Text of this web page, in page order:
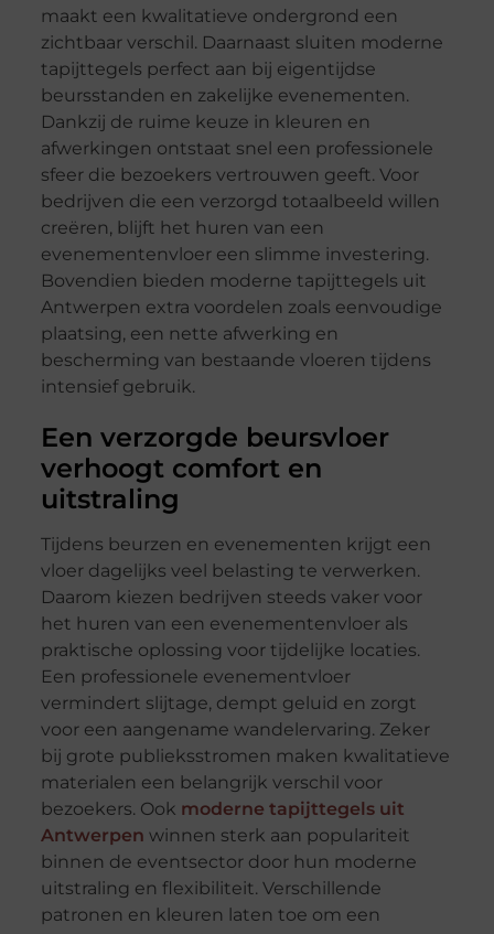
maakt een kwalitatieve ondergrond een
zichtbaar verschil. Daarnaast sluiten moderne
tapijttegels perfect aan bij eigentijdse
beursstanden en zakelijke evenementen.
Dankzij de ruime keuze in kleuren en
afwerkingen ontstaat snel een professionele
sfeer die bezoekers vertrouwen geeft. Voor
bedrijven die een verzorgd totaalbeeld willen
creëren, blijft het huren van een
evenementenvloer een slimme investering.
Bovendien bieden moderne tapijttegels uit
Antwerpen extra voordelen zoals eenvoudige
plaatsing, een nette afwerking en
bescherming van bestaande vloeren tijdens
intensief gebruik.
Een verzorgde beursvloer
verhoogt comfort en
uitstraling
Tijdens beurzen en evenementen krijgt een
vloer dagelijks veel belasting te verwerken.
Daarom kiezen bedrijven steeds vaker voor
het huren van een evenementenvloer als
praktische oplossing voor tijdelijke locaties.
Een professionele evenementvloer
vermindert slijtage, dempt geluid en zorgt
voor een aangename wandelervaring. Zeker
bij grote publieksstromen maken kwalitatieve
materialen een belangrijk verschil voor
bezoekers. Ook moderne tapijttegels uit
Antwerpen winnen sterk aan populariteit
binnen de eventsector door hun moderne
uitstraling en flexibiliteit. Verschillende
patronen en kleuren laten toe om een